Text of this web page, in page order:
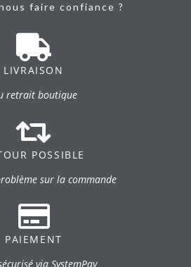
faire confiance ?
LIVRAISON
retrait boutique
POSSIBLE
sur la commande
PAIEMENT
via SystemPay